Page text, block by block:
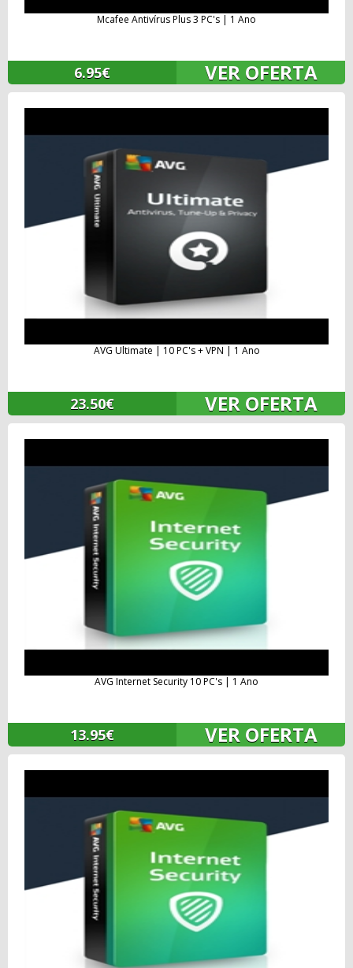
Mcafee Antivírus Plus 3 PC's | 1 Ano
6.95€ VER OFERTA
AVG Ultimate | 10 PC's + VPN | 1 Ano
23.50€ VER OFERTA
AVG Internet Security 10 PC's | 1 Ano
13.95€ VER OFERTA